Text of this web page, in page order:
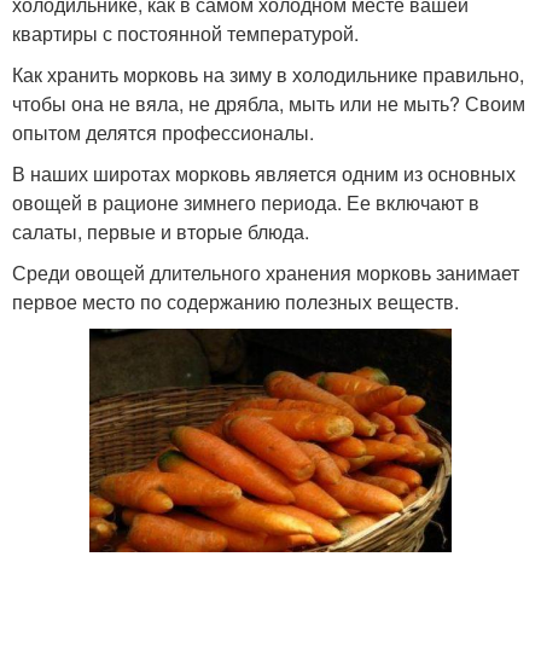
квартиры с постоянной температурой.
Как хранить морковь на зиму в холодильнике правильно,
чтобы она не вяла, не дрябла, мыть или не мыть? Своим
опытом делятся профессионалы.
В наших широтах морковь является одним из основных
овощей в рационе зимнего периода. Ее включают в
салаты, первые и вторые блюда.
Среди овощей длительного хранения морковь занимает
первое место по содержанию полезных веществ.